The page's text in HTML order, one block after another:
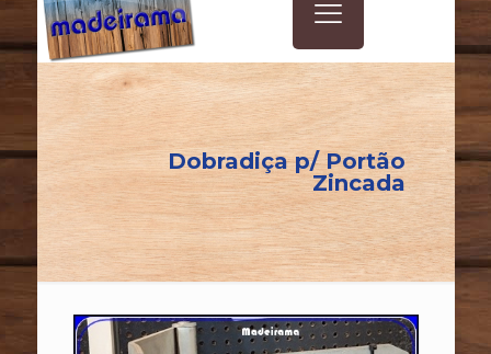
Dobradiça p/ Portão
Zincada